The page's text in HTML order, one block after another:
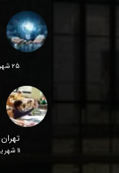
۲۵ شهریور ۰۴
تهران
۱۱ شهریور ۰۴